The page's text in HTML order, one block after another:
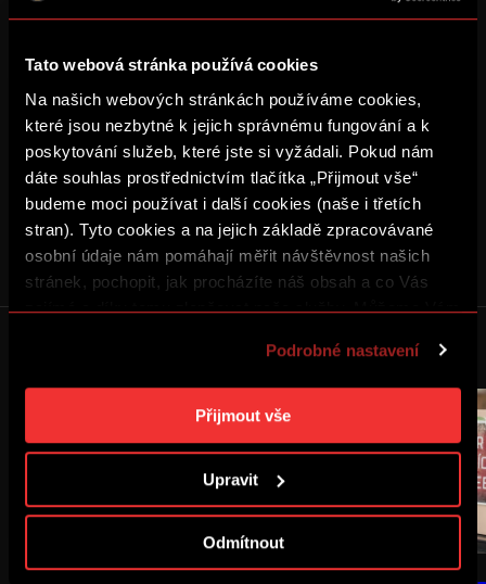
Tato webová stránka používá cookies
Na našich webových stránkách používáme cookies,
které jsou nezbytné k jejich správnému fungování a k
poskytování služeb, které jste si vyžádali. Pokud nám
dáte souhlas prostřednictvím tlačítka „Přijmout vše“
budeme moci používat i další cookies (naše i třetích
stran). Tyto cookies a na jejich základě zpracovávané
osobní údaje nám pomáhají měřit návštěvnost našich
stránek, pochopit, jak procházíte náš obsah a co Vás
zajímá a díky tomu zlepšovat naše služby. Můžeme Vám
reklamu na základě Vašich preferencí. Jednotlivé
cookies a účely zpracování si můžete nastavit v
„Podrobném nastavení“. Nastavení cookies si můžete
kdykoliv změnit. Jak takovou úpravu provést a další
Podrobné nastavení
Přijmout vše
Upravit
Odmítnout
SDÍLET
U-17 U-15 U-13 U-12
Reklama
NEWS